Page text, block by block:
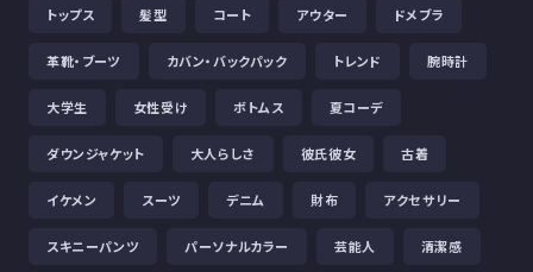
トップス 髪型 コート アウター ドメブラ
革靴・ブーツ カバン・バックパック トレンド 腕時計
大学生 女性受け ボトムス 夏コーデ
ダウンジャケット 大人らしさ 彼氏彼女 古着
イケメン スーツ デニム 財布 アクセサリー
スキニーパンツ パーソナルカラー 芸能人 清潔感